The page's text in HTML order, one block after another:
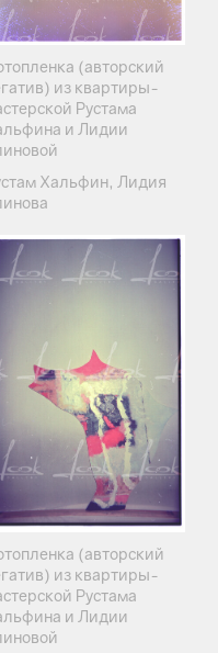
(авторский
из квартиры-
Рустама
и Лидии
Хальфин, Лидия
(авторский
из квартиры-
Рустама
и Лидии